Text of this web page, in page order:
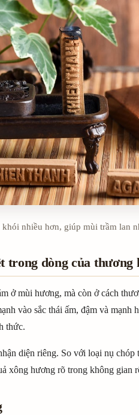
khói nhiều hơn, giúp mùi trầm lan
trong dòng của thương
ở mùi hương, mà còn ở cách
vào sắc thái ấm, đậm và
thức.
diện riêng. So với loại nụ
xông hương rõ trong không gian